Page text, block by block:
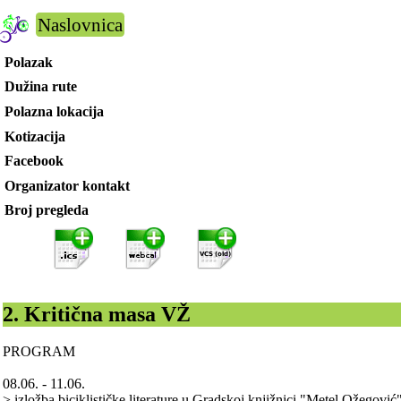
Naslovnica
Polazak
Dužina rute
Polazna lokacija
Kotizacija
Facebook
Organizator kontakt
Broj pregleda
2. Kritična masa VŽ
PROGRAM
08.06. - 11.06.